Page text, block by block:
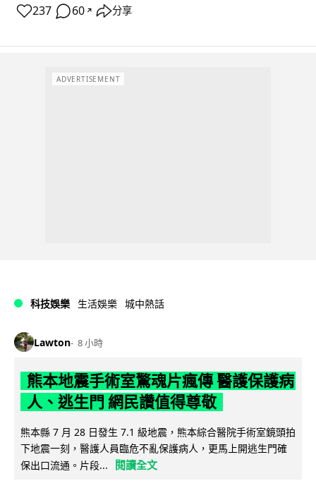
237 60 ↗ 分享
ADVERTISEMENT
科技娛樂 生活娛樂 城中熱話
Lawton 8 小時
熊本地震手術室驚魂片瘋傳 醫護保護病
人、逃生門 網民讚值得尊敬
熊本縣 7 月 28 日發生 7.1 級地震，熊本綜合醫院手術室鏡頭拍
下地震一刻，醫護人員臨危不亂保護病人，更馬上開逃生門確
保出口流通。片段...
閱讀全文